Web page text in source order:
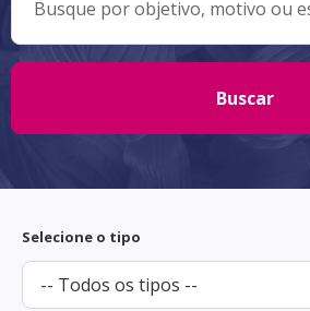
Buscar
Selecione o tipo